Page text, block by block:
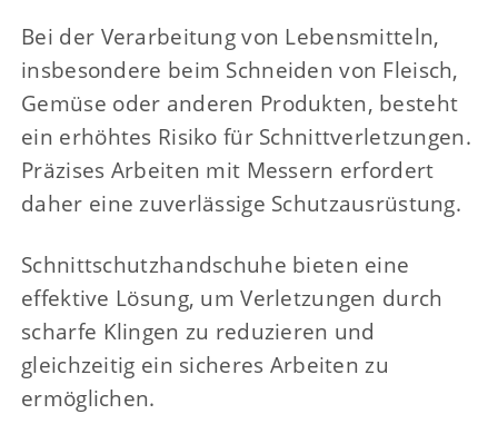
Bei der Verarbeitung von Lebensmitteln,
insbesondere beim Schneiden von Fleisch,
Gemüse oder anderen Produkten, besteht
ein erhöhtes Risiko für Schnittverletzungen.
Präzises Arbeiten mit Messern erfordert
daher eine zuverlässige Schutzausrüstung.
Schnittschutzhandschuhe bieten eine
effektive Lösung, um Verletzungen durch
scharfe Klingen zu reduzieren und
gleichzeitig ein sicheres Arbeiten zu
ermöglichen.